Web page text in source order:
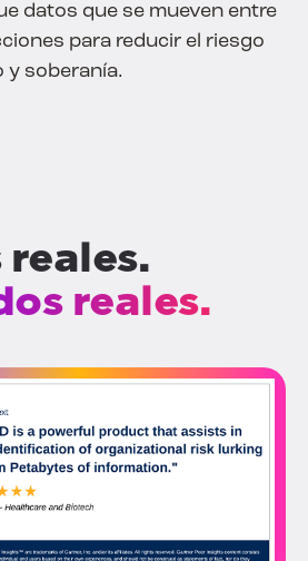
datos que se mueven entre
para reducir el riesgo
y soberanía.
reales.